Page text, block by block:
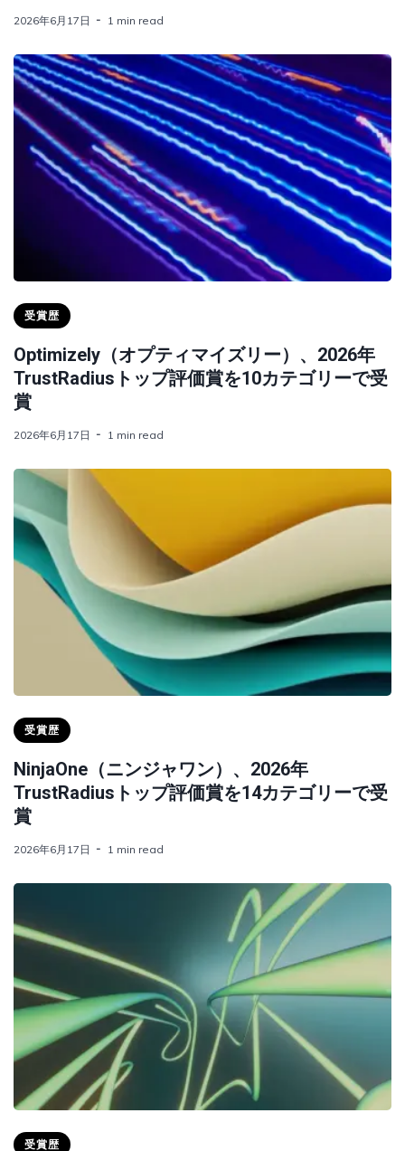
2026年6月17日 1 min read
受賞歴
Optimizely（オプティマイズリー）、2026年
TrustRadiusトップ評価賞を10カテゴリーで受
賞
2026年6月17日 1 min read
受賞歴
NinjaOne（ニンジャワン）、2026年
TrustRadiusトップ評価賞を14カテゴリーで受
賞
2026年6月17日 1 min read
受賞歴